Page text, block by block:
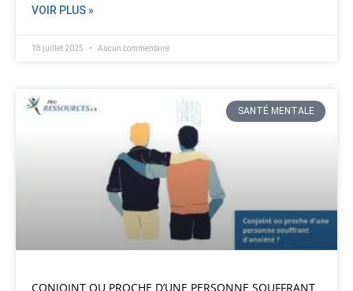
VOIR PLUS »
18 juillet 2025 Aucun commentaire
SANTÉ MENTALE
CONJOINT OU PROCHE D’UNE PERSONNE SOUFFRANT